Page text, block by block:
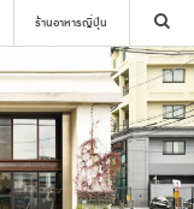
ร้านอาหารญี่ปุ่น